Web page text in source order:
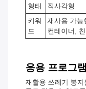
형태
직사각형
키워
드
재사용 가능
컨테이너,
응용 프로그
재활용 쓰레기 봉